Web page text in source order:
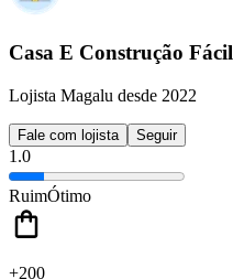
Casa E Construção Fácil
Lojista Magalu desde 2022
Fale com lojista Seguir
1.0
RuimÓtimo
+200